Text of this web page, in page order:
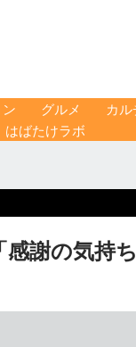
グルメ カ
はばたけラボ
謝の気持